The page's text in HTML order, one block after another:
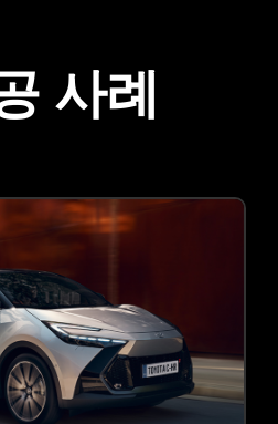
사례